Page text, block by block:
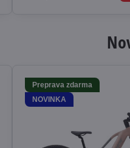
Preprava zdarma
NOVINKA